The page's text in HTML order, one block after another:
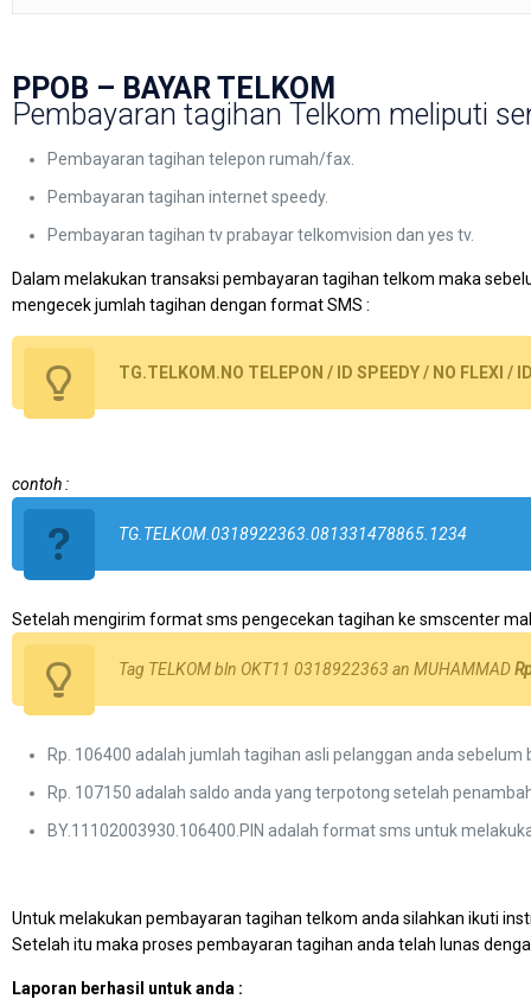
PPOB – BAYAR TELKOM
Pembayaran tagihan Telkom meliputi
Pembayaran tagihan telepon rumah/fax.
Pembayaran tagihan internet speedy.
Pembayaran tagihan tv prabayar telkomvision dan yes tv.
Dalam melakukan transaksi pembayaran tagihan telkom maka
mengecek jumlah tagihan dengan format SMS :
TG.TELKOM.NO TELEPON / ID SPEEDY / NO FLEXI /
contoh :
TG.TELKOM.0318922363.081331478865.1234
Setelah mengirim format sms pengecekan tagihan ke smscenter
Tag TELKOM bln OKT11 0318922363 an MUHAMMAD
Rp. 106400 adalah jumlah tagihan asli pelanggan anda sebelum
Rp. 107150 adalah saldo anda yang terpotong setelah
BY.11102003930.106400.PIN adalah format sms untuk
Untuk melakukan pembayaran tagihan telkom anda silahkan ikuti
Setelah itu maka proses pembayaran tagihan anda telah lunas
Laporan berhasil untuk anda :